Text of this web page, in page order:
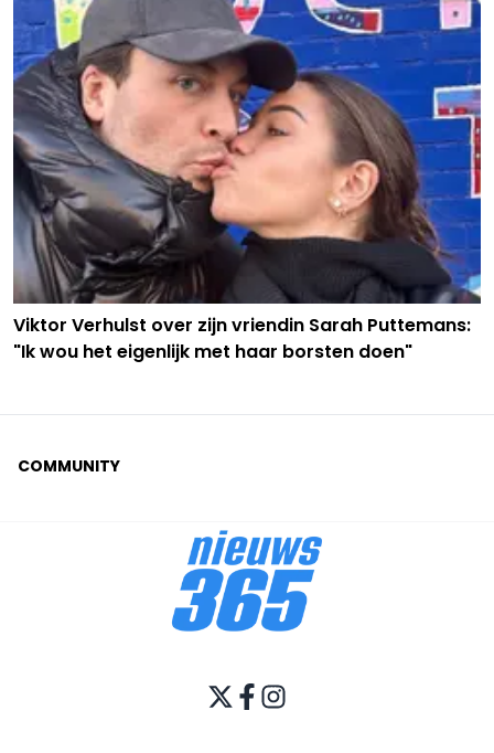
Viktor Verhulst over zijn vriendin Sarah Puttemans:
"Ik wou het eigenlijk met haar borsten doen"
COMMUNITY